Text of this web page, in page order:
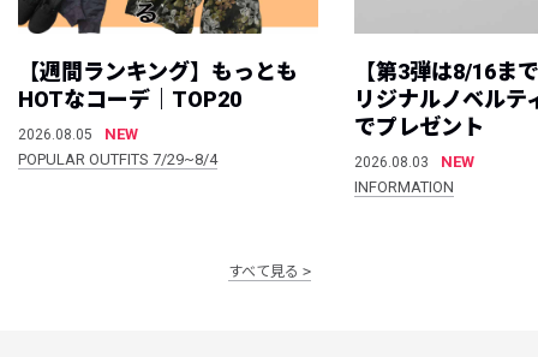
【週間ランキング】もっとも
HOTなコーデ｜TOP20
2026.08.05
NEW
POPULAR OUTFITS 7/29~8/4
【第3弾は8/16ま
リジナルノベルテ
でプレゼント
2026.08.03
NEW
INFORMATION
すべて見る